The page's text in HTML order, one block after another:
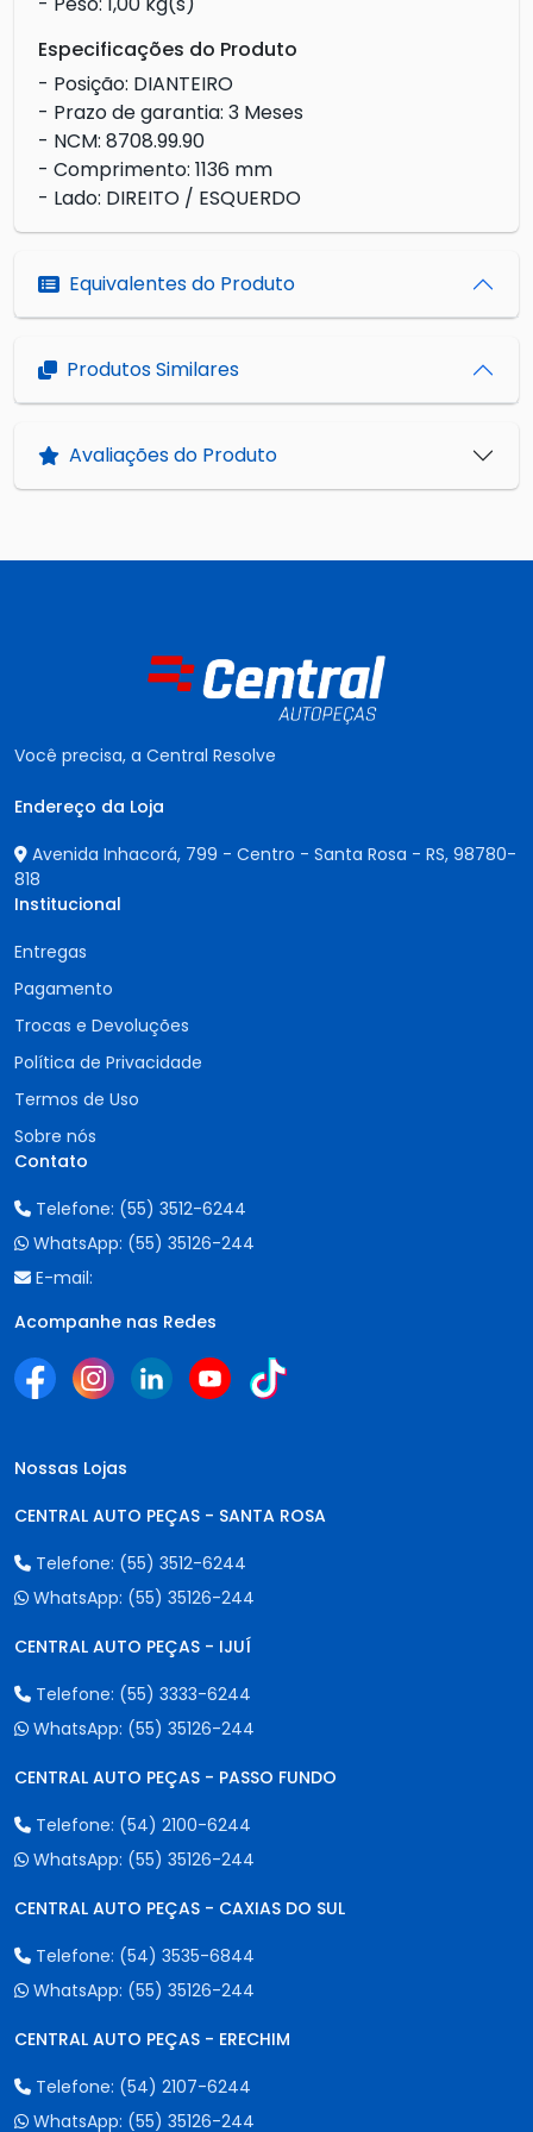
Especificações do Produto
- Posição: DIANTEIRO
- Prazo de garantia: 3 Meses
- NCM: 8708.99.90
- Comprimento: 1136 mm
- Lado: DIREITO / ESQUERDO
Equivalentes do Produto
Produtos Similares
Avaliações do Produto
Você precisa, a Central Resolve
Endereço da Loja
Avenida Inhacorá, 799 - Centro - Santa Rosa - RS, 98780-
818
Institucional
Entregas
Pagamento
Trocas e Devoluções
Política de Privacidade
Termos de Uso
Sobre nós
Contato
Telefone: (55) 3512-6244
WhatsApp: (55) 35126-244
E-mail:
Acompanhe nas Redes
Nossas Lojas
CENTRAL AUTO PEÇAS - SANTA ROSA
Telefone: (55) 3512-6244
WhatsApp: (55) 35126-244
CENTRAL AUTO PEÇAS - IJUÍ
Telefone: (55) 3333-6244
WhatsApp: (55) 35126-244
CENTRAL AUTO PEÇAS - PASSO FUNDO
Telefone: (54) 2100-6244
WhatsApp: (55) 35126-244
CENTRAL AUTO PEÇAS - CAXIAS DO SUL
Telefone: (54) 3535-6844
WhatsApp: (55) 35126-244
CENTRAL AUTO PEÇAS - ERECHIM
Telefone: (54) 2107-6244
WhatsApp: (55) 35126-244